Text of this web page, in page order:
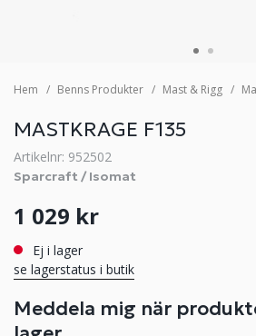
Hem Benns Produkter Mast & Rigg
MASTKRAGE F135
Artikelnr: 952502
Sparcraft / Isomat
1 029 kr
Ej i lager
se lagerstatus i butik
Meddela mig när